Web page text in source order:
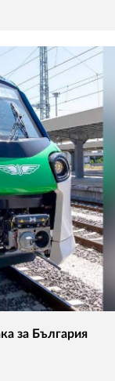
за България